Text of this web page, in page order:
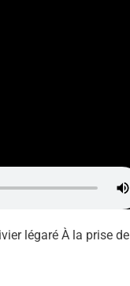
légaré À la prise de